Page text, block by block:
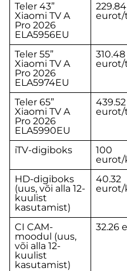
Teler 43”
Xiaomi TV A
Pro 2026
ELA5956EU
229.84
eurot/
Teler 55”
Xiaomi TV A
Pro 2026
ELA5974EU
310.48
eurot/
Teler 65”
Xiaomi TV A
Pro 2026
ELA5990EU
439.52
eurot/
iTV-digiboks
100
eurot/
HD-digiboks
(uus, või alla 12-
kuulist
kasutamist)
40.32
eurot/
CI CAM-
moodul (uus,
või alla 12-
kuulist
kasutamist)
32.26